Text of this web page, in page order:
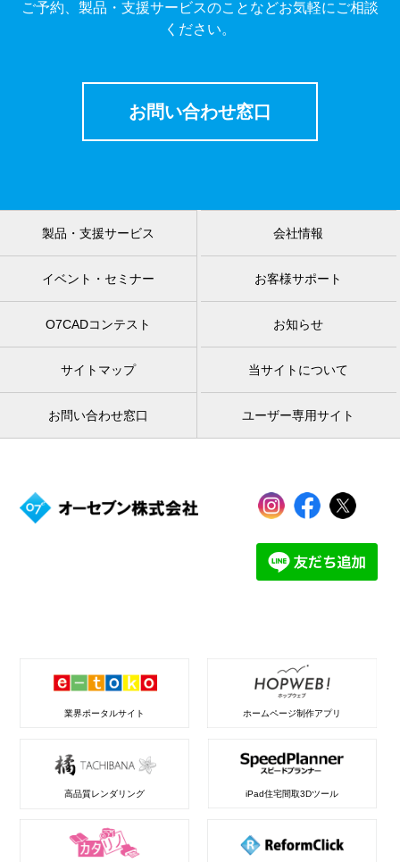
ご予約、製品・支援サービスのことなどお気軽にご相談
ください。
お問い合わせ窓口
製品・支援サービス 会社情報
イベント・セミナー お客様サポート
O7CADコンテスト お知らせ
サイトマップ 当サイトについて
お問い合わせ窓口 ユーザー専用サイト
業界ポータルサイト ホームページ制作アプリ
高品質レンダリング iPad住宅間取3Dツール